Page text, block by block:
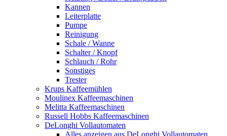
Kannen
Leiterplatte
Pumpe
Reinigung
Schale / Wanne
Schalter / Knopf
Schlauch / Rohr
Sonstiges
Trester
Krups Kaffeemühlen
Moulinex Kaffeemaschinen
Melitta Kaffeemaschinen
Russell Hobbs Kaffeemaschinen
DeLonghi Vollautomaten
Alles anzeigen aus DeLonghi Vollautomaten